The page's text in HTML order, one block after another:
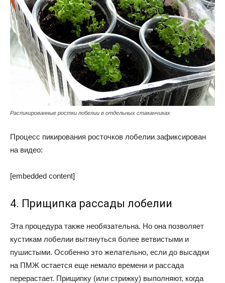
Распикированные ростки лобелии в отдельных стаканчиках
Процесс пикирования росточков лобелии зафиксирован
на видео:
[embedded content]
4. Прищипка рассады лобелии
Эта процедура также необязательна. Но она позволяет
кустикам лобелии вытянуться более ветвистыми и
пушистыми. Особенно это желательно, если до высадки
на ПМЖ остается еще немало времени и рассада
перерастает. Прищипку (или стрижку) выполняют, когда